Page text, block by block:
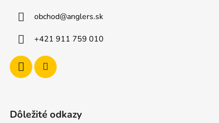
obchod@anglers.sk
+421 911 759 010
Dôležité odkazy